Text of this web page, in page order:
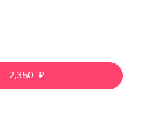
- 2,350 ₽